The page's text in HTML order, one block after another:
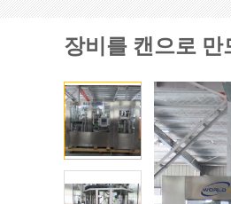
장비를 캔으로